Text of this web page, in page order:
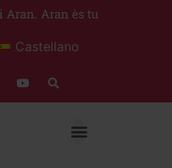
Aran. Aran ès tu
Castellano